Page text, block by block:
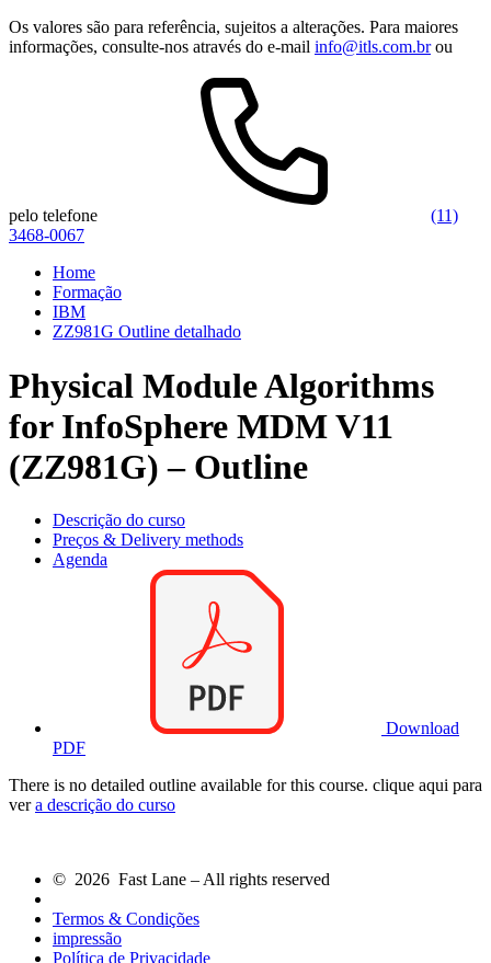
Os valores são para referência, sujeitos a alterações. Para maiores
informações, consulte-nos através do e-mail info@itls.com.brou
pelo telefone
(11)
3468-0067
Home
Formação
IBM
ZZ981G Outline detalhado
Physical Module Algorithms
for InfoSphere MDM V11
(ZZ981G) – Outline
Descrição do curso
Preços & Delivery methods
Agenda
Download
PDF
There is no detailed outline available for this course. clique aqui para
vera descrição do curso
© 2026 Fast Lane – All rights reserved
Termos & Condições
impressão
Política de Privacidade